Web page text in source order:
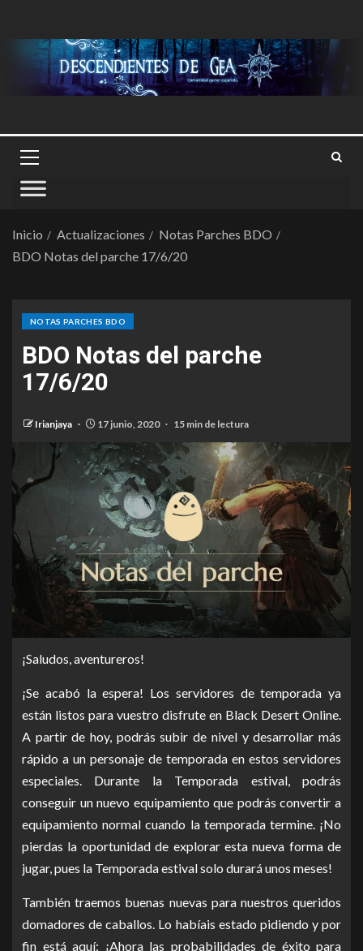
Inicio Actualizaciones
Notas Parches BDO
BDO Notas del parche 17/6/20
NOTAS PARCHES BDO
BDO Notas del parche
17/6/20
Irianjaya 17 junio, 2020 15 min de lectura
¡Saludos, aventureros!
¡Se acabó la espera! Los servidores de temporada ya
están listos para vuestro disfrute en Black Desert Online.
A partir de hoy, podrás subir de nivel y desarrollar más
rápido a un personaje de temporada en estos servidores
especiales. Durante la Temporada estival, podrás
conseguir un nuevo equipamiento que podrás convertir a
equipamiento normal cuando la temporada termine. ¡No
pierdas la oportunidad de explorar esta nueva forma de
jugar, pues la Temporada estival solo durará unos meses!
También traemos buenas nuevas para nuestros queridos
domadores de caballos. Lo habíais estado pidiendo y por
fin está aquí: ¡Ahora las probabilidades de éxito para